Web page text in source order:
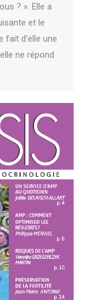
? ». Elle a
et le
fait d’elle une
ne répond